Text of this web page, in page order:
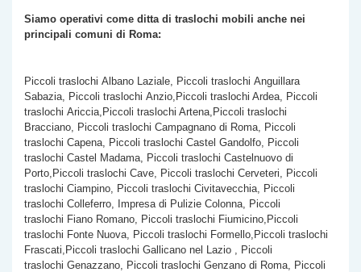
Siamo operativi come ditta di traslochi mobili anche nei
principali comuni di Roma:
Piccoli traslochi Albano Laziale, Piccoli traslochi Anguillara
Sabazia, Piccoli traslochi Anzio,Piccoli traslochi Ardea, Piccoli
traslochi Ariccia,Piccoli traslochi Artena,Piccoli traslochi
Bracciano, Piccoli traslochi Campagnano di Roma, Piccoli
traslochi Capena, Piccoli traslochi Castel Gandolfo, Piccoli
traslochi Castel Madama, Piccoli traslochi Castelnuovo di
Porto,Piccoli traslochi Cave, Piccoli traslochi Cerveteri, Piccoli
traslochi Ciampino, Piccoli traslochi Civitavecchia, Piccoli
traslochi Colleferro, Impresa di Pulizie Colonna, Piccoli
traslochi Fiano Romano, Piccoli traslochi Fiumicino,Piccoli
traslochi Fonte Nuova, Piccoli traslochi Formello,Piccoli traslochi
Frascati,Piccoli traslochi Gallicano nel Lazio , Piccoli
traslochi Genazzano, Piccoli traslochi Genzano di Roma, Piccoli